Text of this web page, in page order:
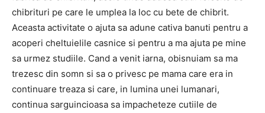
chibrituri pe care le umplea la loc cu bete de chibrit.
Aceasta activitate o ajuta sa adune cativa banuti pentru a
acoperi cheltuielile casnice si pentru a ma ajuta pe mine
sa urmez studiile. Cand a venit iarna, obisnuiam sa ma
trezesc din somn si sa o privesc pe mama care era in
continuare treaza si care, in lumina unei lumanari,
continua sarguincioasa sa impacheteze cutiile de